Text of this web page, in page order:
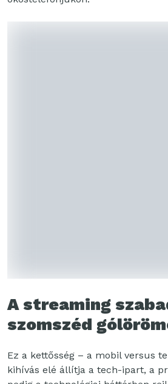
A streaming
szomszéd
Ez a kettősség – a mobil versus
kihívás elé állítja a tech-ipart, a